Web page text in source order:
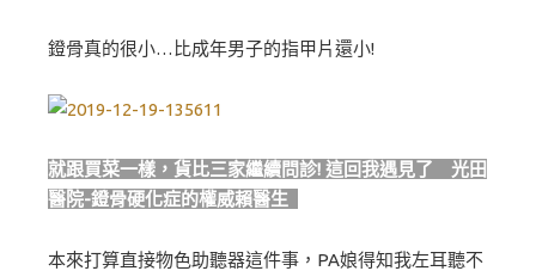
鐙骨真的很小…比成年男子的指甲片還小!
就跟買菜一樣，貨比三家繼續問診! 這回我遇見了 光田
醫院-鐙骨硬化症的權威賴醫生
本來打算直接物色助聽器這件事，PA娘得知我左耳聽不